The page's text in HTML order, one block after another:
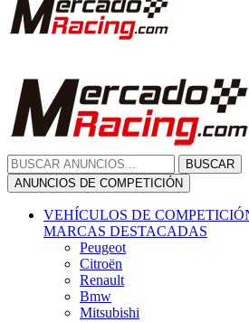
BUSCAR
ANUNCIOS DE COMPETICIÓN
VEHÍCULOS DE COMPETICIÓN
MARCAS DESTACADAS
Peugeot
Citroën
Renault
Bmw
Mitsubishi
Ford